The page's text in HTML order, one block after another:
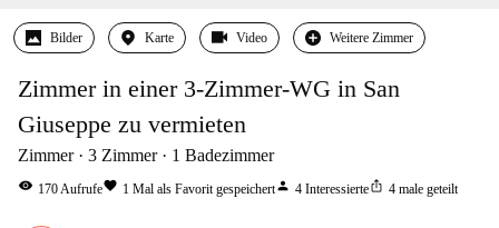
Bilder Karte Video Weitere Zimmer
Zimmer in einer 3-Zimmer-WG in San
Giuseppe zu vermieten
Zimmer 3 Zimmer 1 Badezimmer
visibility 170Aufrufefavorite 1 Mal als Favorit gespeichertperson 4 Interessierteios_share 4 male geteilt